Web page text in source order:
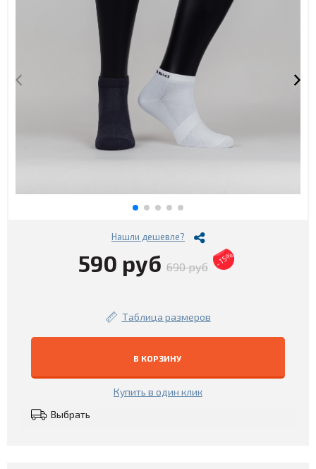
Нашли дешевле?
590 руб 690 руб - 15%
Таблица размеров
В КОРЗИНУ
Купить в один клик
Выбрать